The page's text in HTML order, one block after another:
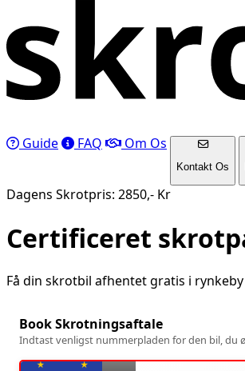
Guide FAQ Om Os
Kontakt Os
Dagens Skrotpris: 2850,- Kr
Certificeret
Få din skrotbil afhentet gratis i rynkeby
Book Skrotningsaftale
Indtast venligst nummerpladen for den bil, du